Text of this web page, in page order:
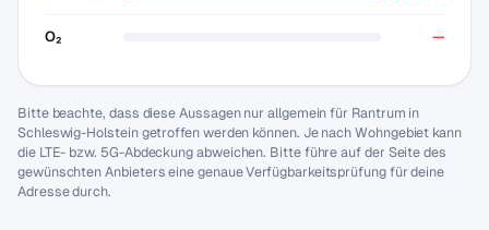
O₂ —
Bitte beachte, dass diese Aussagen nur allgemein für Rantrum in
Schleswig-Holstein getroffen werden können. Je nach Wohngebiet kann
die LTE- bzw. 5G-Abdeckung abweichen. Bitte führe auf der Seite des
gewünschten Anbieters eine genaue Verfügbarkeitsprüfung für deine
Adresse durch.